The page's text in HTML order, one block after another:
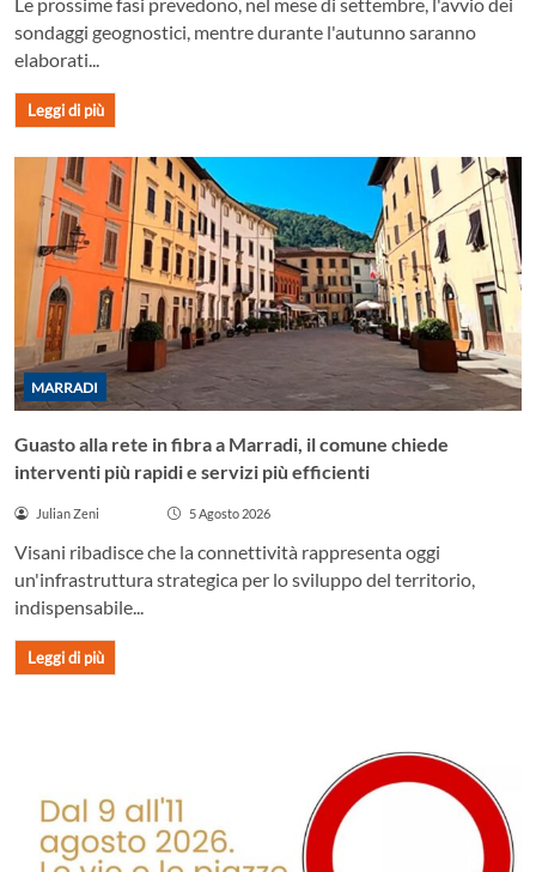
sondaggi geognostici, mentre durante l'autunno saranno
elaborati...
Leggi di più
MARRADI
Guasto alla rete in fibra a Marradi, il comune chiede
interventi più rapidi e servizi più efficienti
Julian Zeni 5 Agosto 2026
Visani ribadisce che la connettività rappresenta oggi
un'infrastruttura strategica per lo sviluppo del territorio,
indispensabile...
Leggi di più